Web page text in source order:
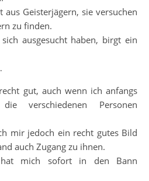
aus Geisterjägern, sie versuchen
zu finden.
ausgesucht haben, birgt ein
gut, auch wenn ich anfangs
verschiedenen Personen
mir jedoch ein recht gutes Bild
auch Zugang zu ihnen.
hat mich sofort in den Bann